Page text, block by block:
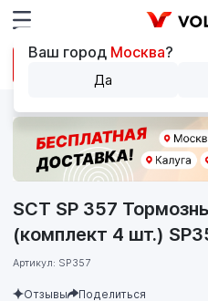
SCT SP 357
(комплект 4 шт.)
Артикул: SP357
Отзывы Поделиться
Ваш город Москва?
Да